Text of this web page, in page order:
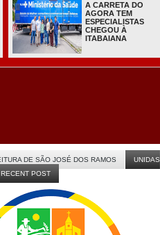
A CARRETA DO
AGORA TEM
ESPECIALISTAS
CHEGOU À
ITABAIANA
DE SÃO JOSÉ DOS RAMOS
UNIDAS
RECENT POST